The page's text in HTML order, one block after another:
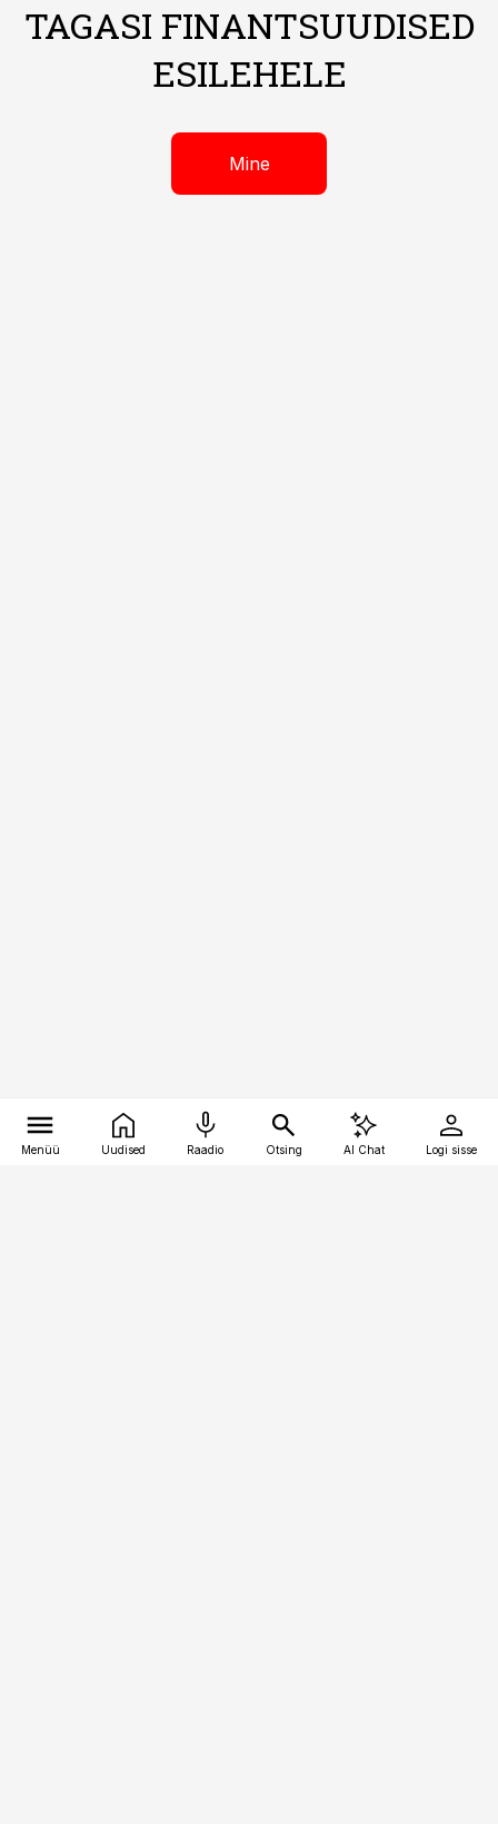
TAGASI FINANTSUUDISED
ESILEHELE
Mine
Menüü Uudised Raadio Otsing AI Chat Logi sisse